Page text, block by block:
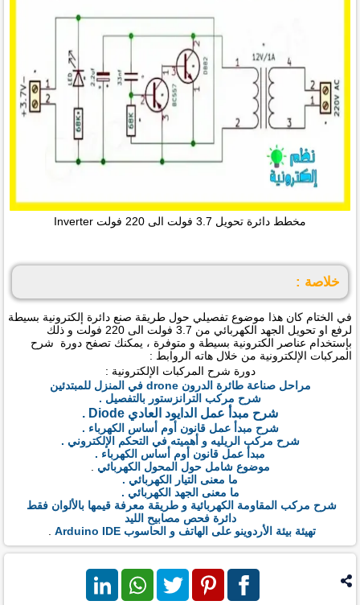
مخطط دائرة تحويل 3.7 فولت الى 220 فولت Inverter
خلاصة :
في الختام كان هذا موضوع تفصيلي حول طريقة صنع دائرة إلكترونية بسيطة
لرفع او تحويل الجهد الكهربائي من 3.7 فولت الى 220 فولت و ذلك
بإستخدام عناصر الكترونية بسيطة و متوفرة ، يمكنك تصفح دورة شرح
المركبات الإلكترونية من خلال هاته الروابط :
دورة شرح المركبات الإلكترونية :
مراحل صناعة طائرة الدرون drone في المنزل للمبتدئين
شرح مركب الترانزستور بالتفصيل .
شرح مبدأ عمل الدايود العادي Diode .
شرح مبدأ عمل قانون أوم أساس الكهرباء .
شرح مركب الريليه و أهميته في التحكم الإلكتروني .
مبدأ عمل قانون أوم أساس الكهرباء .
موضوع شامل حول المحول الكهربائي
ما معنى التيار الكهربائي .
ما معنى الجهد الكهربائي .
شرح مركب المقاومة الكهربائية و طريقة معرفة قيمها بالألوان فقط
دائرة فحص مصابيح الليد
تهيئة بيئة الأردوينو على الهاتف و الحاسوب Arduino IDE